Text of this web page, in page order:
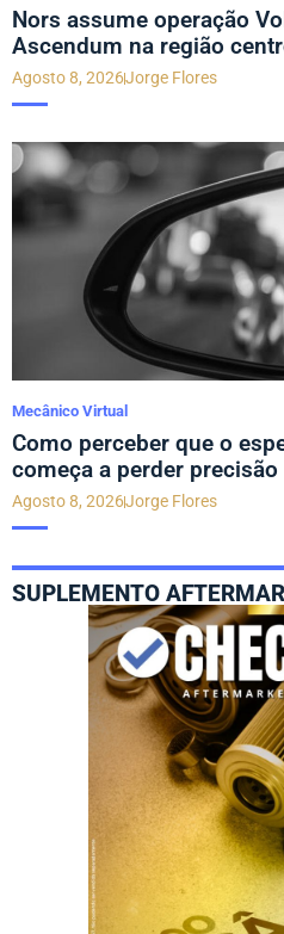
Nors assume operação
Ascendum na região
Agosto 8, 2026Jorge Flores
Mecânico Virtual
Como perceber que o
começa a perder precisão
Agosto 8, 2026Jorge Flores
SUPLEMENTO